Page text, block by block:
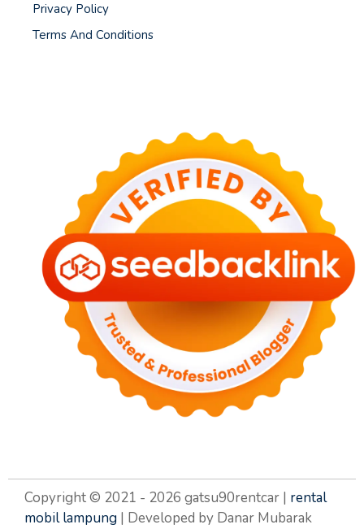
Privacy Policy
Terms And Conditions
Copyright © 2021 - 2026 gatsu90rentcar | rental
mobil lampung | Developed by Danar Mubarak